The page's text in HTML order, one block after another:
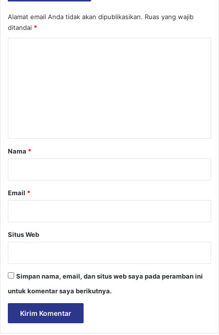
Alamat email Anda tidak akan dipublikasikan. Ruas yang wajib
ditandai *
r
Nama *
Email *
Situs Web
Simpan nama, email, dan situs web saya pada peramban ini
untuk komentar saya berikutnya.